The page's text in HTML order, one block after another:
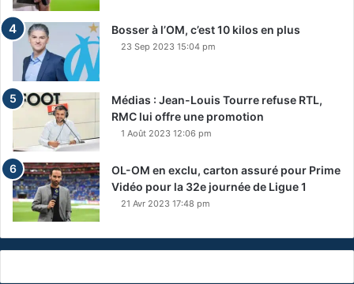
Bosser à l’OM, c’est 10 kilos en plus
23 Sep 2023 15:04 pm
Médias : Jean-Louis Tourre refuse RTL,
RMC lui offre une promotion
1 Août 2023 12:06 pm
OL-OM en exclu, carton assuré pour Prime
Vidéo pour la 32e journée de Ligue 1
21 Avr 2023 17:48 pm